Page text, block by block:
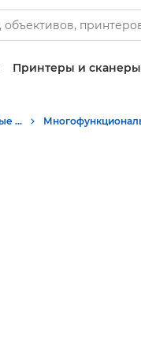
Принтеры и сканеры
Принтеры и факсимильные аппараты для бизнеса